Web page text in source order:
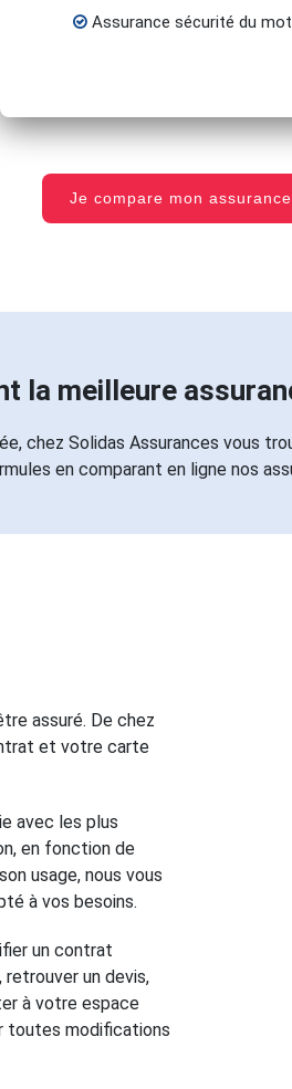
Assurance sécurité du
Je compare mon
la meilleure
chez Solidas Assurances vous
en comparant en ligne nos
assuré. De chez
et votre carte
avec les plus
en fonction de
usage, nous vous
à vos besoins.
un contrat
un devis,
à votre espace
toutes modifications